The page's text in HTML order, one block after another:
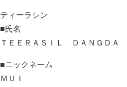
ティーラシン
■氏名
ＴＥＥＲＡＳＩＬ ＤＡＮＧＤＡ
■ニックネーム
ＭＵＩ